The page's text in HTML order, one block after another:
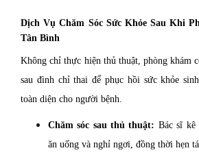
Dịch Vụ Chăm Sóc Sức Khỏe Sau Khi
Tân Bình
Không chỉ thực hiện thủ thuật, phòng khám
sau đình chỉ thai để phục hồi sức khỏe
toàn diện cho người bệnh.
Chăm sóc sau thủ thuật: Bác sĩ kê
ăn uống và nghỉ ngơi, đồng thời hẹn